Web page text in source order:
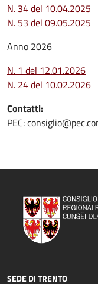
N. 34 del 10.04.2025
N. 53 del 09.05.2025
Anno 2026
N. 1 del 12.01.2026
N. 24 del 10.02.2026
Contatti:
PEC:
SEDE DI TRENTO